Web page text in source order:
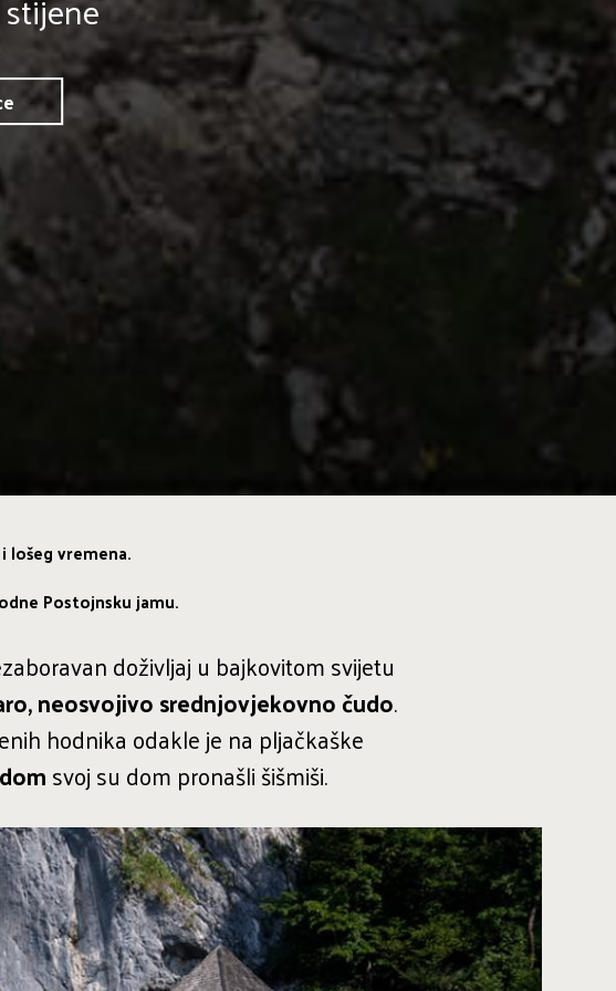
lošeg vremena.
Postojnsku jamu.
doživljaj u bajkovitom svijetu
neosvojivo srednjovjekovno čudo.
hodnika odakle je na pljačkaške
svoj su dom pronašli šišmiši.